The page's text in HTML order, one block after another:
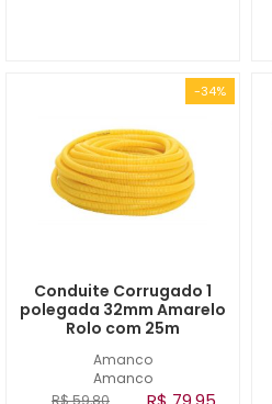
-34%
Amanco
Amanco
Conduite Corrugado 1
polegada 32mm Amarelo
Rolo com 25m
R$ 59,80